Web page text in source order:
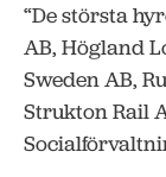
“De största
AB, Högland
Sweden AB,
Strukton Rail